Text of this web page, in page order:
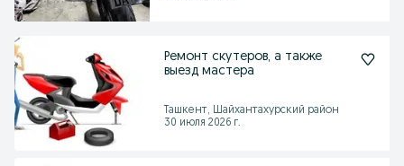
Ремонт скутеров, а также
выезд мастера
Ташкент, Шайхантахурский район
30 июля 2026 г.